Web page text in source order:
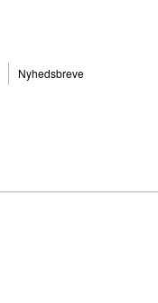
Nyhedsbreve